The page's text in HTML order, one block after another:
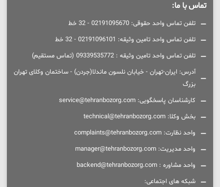
تماس با ما:
تلفن تماس واحد حقوقی: 02191095670 - 32 خط
تلفن تماس واحد تامین وثیقه: 02191096101 - 32 خط
تلفن تماس واحد تامین وثیقه : 09339535772 (تماس مستقیم)
آدرس: ایران-تهران - خیابان نلسون ماندلا(جردن) - ساختمان وکلای تهران
بزرگ
کارشناسان پاسخگویی: service@tehranbozorg.com
بخش وکلا: technical@tehranbozorg.com
واحد نظارت: complaints@tehranbozorg.com
واحد مدیریت: manager@tehranbozorg.com
واحد مشاوره : backend@tehranbozorg.com
شبکه های اجتماعی: